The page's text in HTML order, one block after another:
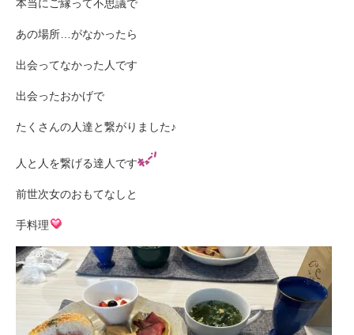
本当にご縁って不思議で
あの場所…がなかったら
出会ってなかった人です
出会ったおかげで
たくさんの人達と繋がりました♪
人と人を繋げる達人です
前世次女のおもてなしと
手料理